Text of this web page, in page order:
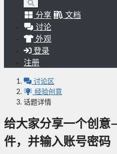
分享
文档
讨论
外观
登录
注册
讨论区
经验创意
话题详情
给大家分享一个创
件，并输入账号密码